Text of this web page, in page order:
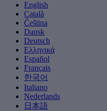
English
Català
Čeština
Dansk
Deutsch
Ελληνικά
Español
Français
한국어
Italiano
Nederlands
日本語